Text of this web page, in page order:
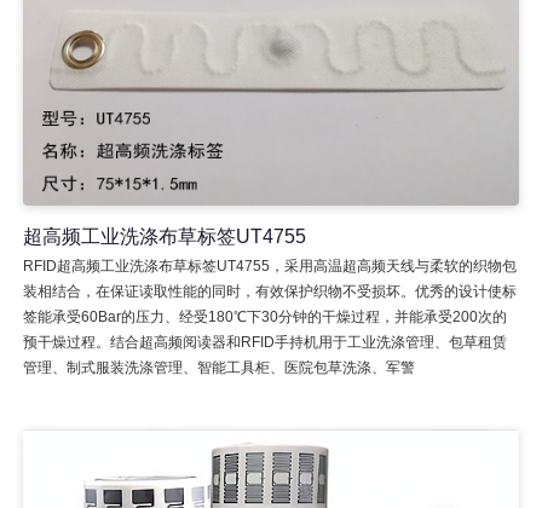
超高频工业洗涤布草标签UT4755
RFID超高频工业洗涤布草标签UT4755，采用高温超高频天线与柔软的织物包
装相结合，在保证读取性能的同时，有效保护织物不受损坏。优秀的设计使标
签能承受60Bar的压力、经受180℃下30分钟的干燥过程，并能承受200次的
预干燥过程。结合超高频阅读器和RFID手持机用于工业洗涤管理、包草租赁
管理、制式服装洗涤管理、智能工具柜、医院包草洗涤、军警